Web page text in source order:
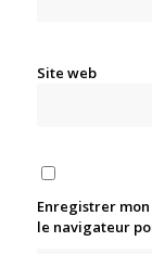
Site web
Enregistrer
le navigateur